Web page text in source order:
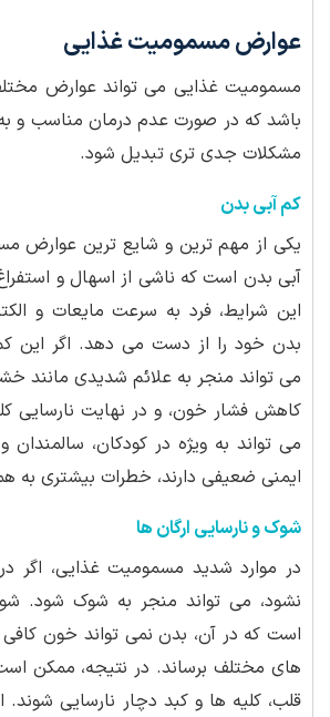
عوارض مسمومیت غذایی
مسمومیت غذایی می تواند عوارض
باشد که در صورت عدم درمان مناسب و به
مشکلات جدی تری تبدیل شود.
کم آبی بدن
یکی از مهم ترین و شایع ترین عوارض
آبی بدن است که ناشی از اسهال و
این شرایط، فرد به سرعت مایعات و
بدن خود را از دست می دهد. اگر این
می تواند منجر به علائم شدیدی مانند
کاهش فشار خون، و در نهایت نارسایی
می تواند به ویژه در کودکان،
ایمنی ضعیفی دارند، خطرات بیشتری به
شوک و نارسایی ارگان ها
در موارد شدید مسمومیت غذایی، اگر
نشود، می تواند منجر به شوک شود.
است که در آن، بدن نمی تواند خون کافی
های مختلف برساند. در نتیجه، ممکن
قلب، کلیه ها و کبد دچار نارسایی